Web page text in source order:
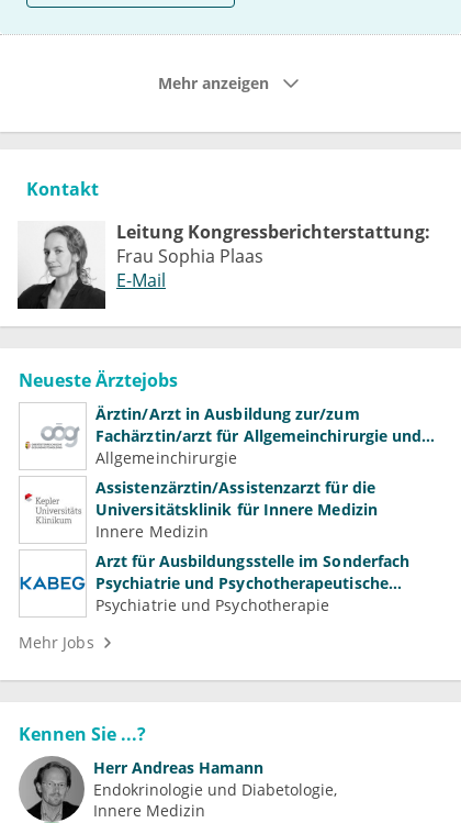
Mehr anzeigen
Kontakt
Leitung Kongressberichterstattung:
Frau Sophia Plaas
E-Mail
Neueste Ärztejobs
Ärztin/Arzt in Ausbildung zur/zum
Fachärztin/arzt für Allgemeinchirurgie und
Gefäßchirurgie
Allgemeinchirurgie
Assistenzärztin/Assistenzarzt für die
Universitätsklinik für Innere Medizin
Innere Medizin
Arzt für Ausbildungsstelle im Sonderfach
Psychiatrie und Psychotherapeutische
Medizin (m/w/d)
Psychiatrie und Psychotherapie
Mehr Jobs
Kennen Sie ...?
Herr Andreas Hamann
Endokrinologie und Diabetologie
Innere Medizin